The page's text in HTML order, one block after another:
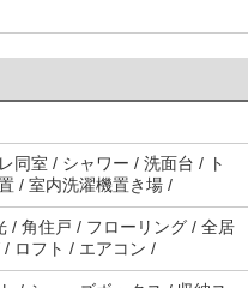
同室 / シャワー / 洗面台 / ト
/ 室内洗濯機置き場 /
/ 角住戸 / フローリング / 全居
ロフト / エアコン /